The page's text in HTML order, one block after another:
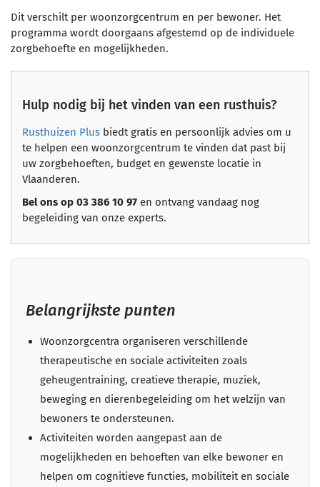
Dit verschilt per woonzorgcentrum en per bewoner. Het
programma wordt doorgaans afgestemd op de individuele
zorgbehoefte en mogelijkheden.
Hulp nodig bij het vinden van een rusthuis?
Rusthuizen Plus biedt gratis en persoonlijk advies om u
te helpen een woonzorgcentrum te vinden dat past bij
uw zorgbehoeften, budget en gewenste locatie in
Vlaanderen.
Bel ons op 03 386 10 97 en ontvang vandaag nog
begeleiding van onze experts.
Belangrijkste punten
Woonzorgcentra organiseren verschillende
therapeutische en sociale activiteiten zoals
geheugentraining, creatieve therapie, muziek,
beweging en dierenbegeleiding om het welzijn van
bewoners te ondersteunen.
Activiteiten worden aangepast aan de
mogelijkheden en behoeften van elke bewoner en
helpen om cognitieve functies, mobiliteit en sociale